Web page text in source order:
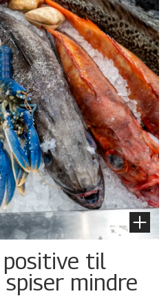
positive til
mindre